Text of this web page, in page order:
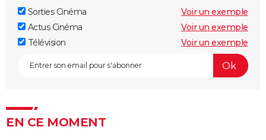
Sans filtre : critiques, streaming, casting, avis...
Un triomphe
Anora : streaming, casting, intrigue... Tout sur le film
Little Miss Sunshine
The Phoenician Scheme : faut-il voir le dernier Wes
Billy Elliot
En roue libre
Sorties Cinéma
Voir un exemple
Actus Cinéma
Voir un exemple
Télévision
Voir un exemple
EN CE MOMENT